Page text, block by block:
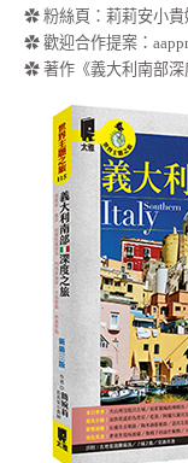
✿ 粉絲頁：莉莉安小
✿ 歡迎合作提案：
✿ 著作《義大利南部深